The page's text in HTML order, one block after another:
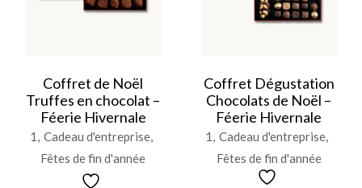
Coffret de Noël
Truffes en chocolat –
Féerie Hivernale
1 Cadeau d'entreprise
Fêtes de fin d'année
Coffret Dégustation
Chocolats de Noël –
Féerie Hivernale
1 Cadeau d'entreprise
Fêtes de fin d'année